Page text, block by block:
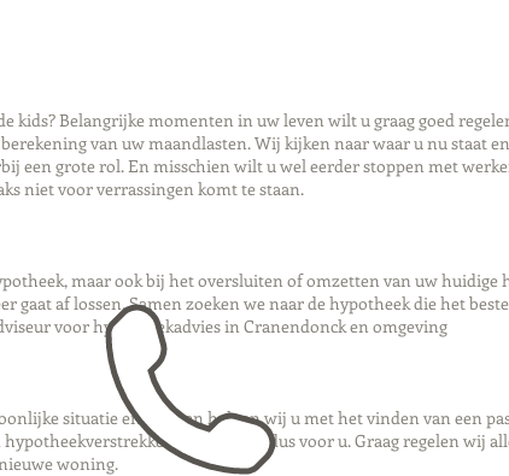
kids? Belangrijke momenten in uw leven wilt u graag goed
van uw maandlasten. Wij kijken naar waar u nu staat
een grote rol. En misschien wilt u wel eerder stoppen met
niet voor verrassingen komt te staan.
maar ook bij het oversluiten of omzetten van uw huidige
gaat af lossen. Samen zoeken we naar de hypotheek die het
voor hypotheekadvies in Cranendonck en omgeving
situatie en wensen helpen wij u met het vinden van een
en werken dus voor u. Graag regelen wij
woning.